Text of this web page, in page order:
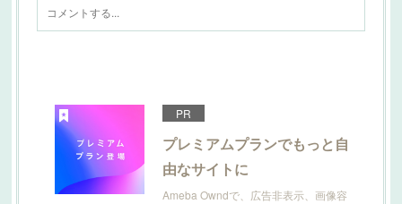
PR
プレミアムプランでもっと自
由なサイトに
Ameba Owndで、広告非表示、画像容